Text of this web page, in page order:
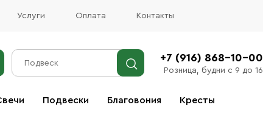
Услуги Оплата Контакты
+7 (916) 868-10-00
Розница, будни с 9 до 16
Подвески Благовония Кресты